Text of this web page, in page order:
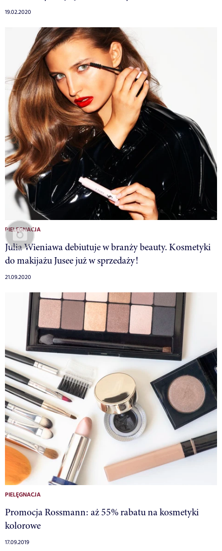
19.02.2020
PIELĘGNACJA
Julia Wieniawa debiutuje w branży beauty. Kosmetyki
do makijażu Jusee już w sprzedaży!
21.09.2020
PIELĘGNACJA
Promocja Rossmann: aż 55% rabatu na kosmetyki
kolorowe
17.09.2019